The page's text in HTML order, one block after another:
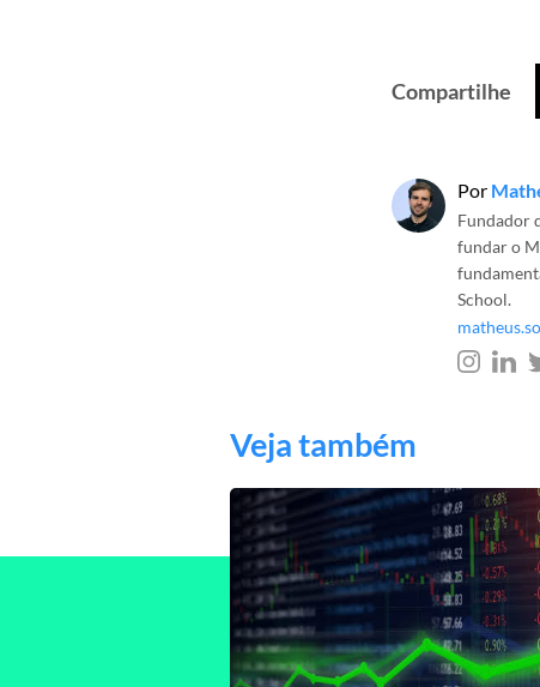
Compartilhe
Por
Fundador
fundar o
School.
Veja também